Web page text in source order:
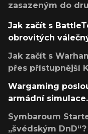
zasazeným do
Jak začít s
obrovitých
Jak začít s
přes přístupnější
Wargaming
armádní
Symbaroum
„švédským DnD“?